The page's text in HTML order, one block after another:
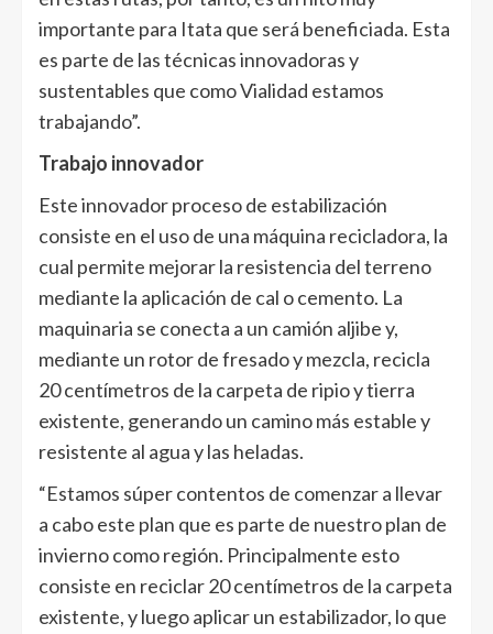
importante para Itata que será beneficiada. Esta
es parte de las técnicas innovadoras y
sustentables que como Vialidad estamos
trabajando”.
Trabajo innovador
Este innovador proceso de estabilización
consiste en el uso de una máquina recicladora, la
cual permite mejorar la resistencia del terreno
mediante la aplicación de cal o cemento. La
maquinaria se conecta a un camión aljibe y,
mediante un rotor de fresado y mezcla, recicla
20 centímetros de la carpeta de ripio y tierra
existente, generando un camino más estable y
resistente al agua y las heladas.
“Estamos súper contentos de comenzar a llevar
a cabo este plan que es parte de nuestro plan de
invierno como región. Principalmente esto
consiste en reciclar 20 centímetros de la carpeta
existente, y luego aplicar un estabilizador, lo que